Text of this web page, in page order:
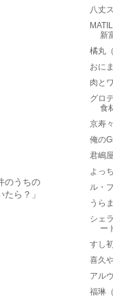
のうちの
ら？」
八丈
新
橘丸
おに
肉と
グロ
食
京寿
俺の
君嶋
よっ
ル・
うら
シェ
ー
すし
喜久
アル
福琳